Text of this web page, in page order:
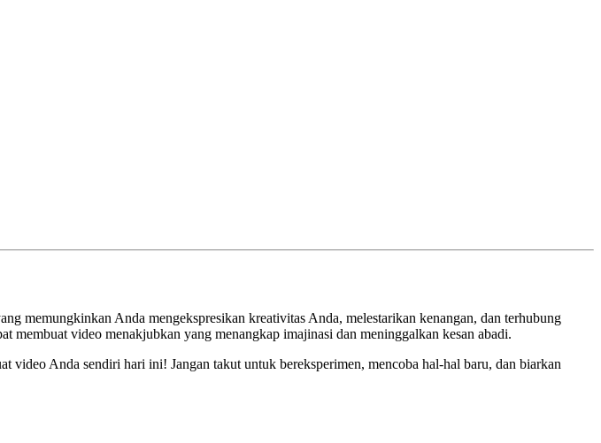
memungkinkan Anda mengekspresikan kreativitas Anda, melestarikan kenangan, dan terhubung
membuat video menakjubkan yang menangkap imajinasi dan meninggalkan kesan abadi.
Anda sendiri hari ini! Jangan takut untuk bereksperimen, mencoba hal-hal baru, dan biarkan